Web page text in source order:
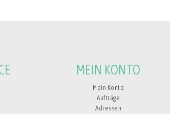
MEIN KONTO
Mein Konto
Aufträge
Adressen